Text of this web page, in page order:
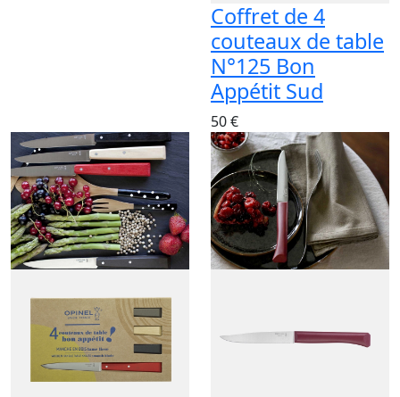
Coffret de 4
couteaux de table
N°125 Bon
Appétit Sud
50 €